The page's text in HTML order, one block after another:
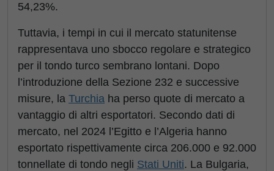
54,23%.
Tuttavia, i tempi in cui il mercato statunitense
rappresentava uno sbocco regolare e strategico
per il tondo turco sembrano lontani. Dopo
l’introduzione della Sezione 232 e successive
misure, la Turchia ha perso quote di mercato a
vantaggio di altri esportatori. Secondo dati di
mercato, nel 2024 l’Egitto e l’Algeria hanno
esportato rispettivamente circa 206.000 e 92.000
tonnellate di tondo negli Stati Uniti. La Bulgaria,